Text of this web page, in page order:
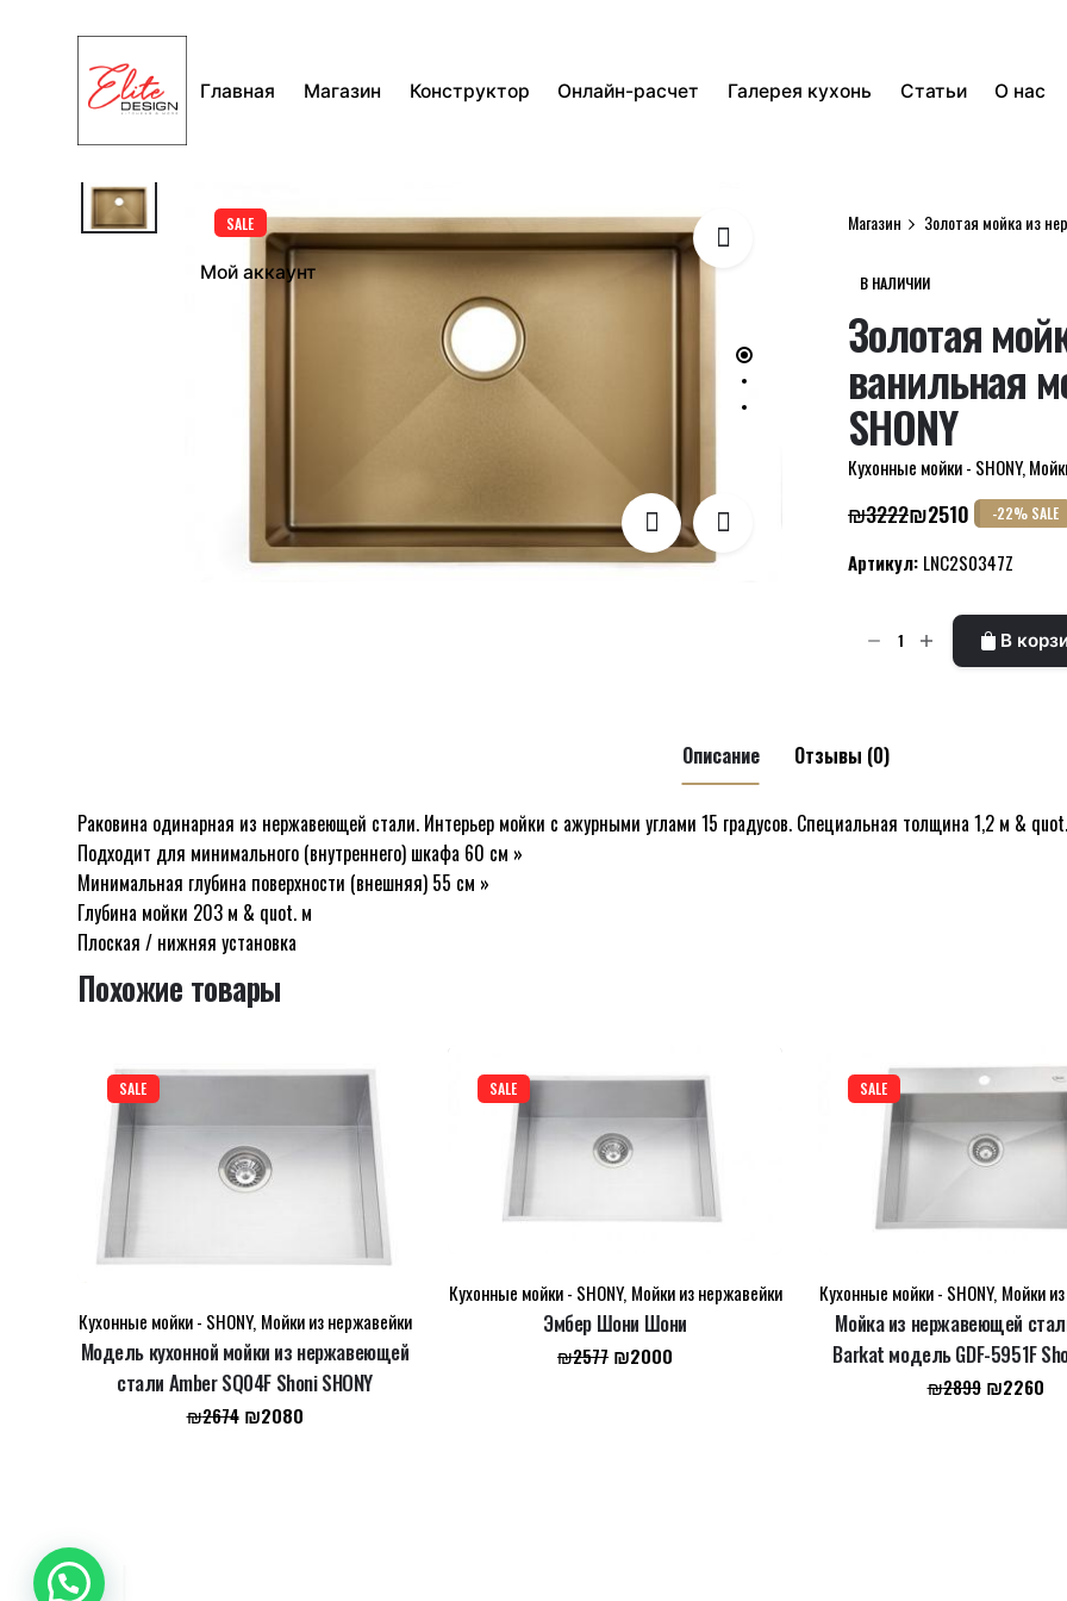
содержимому
Главная Магазин Конструктор Онлайн-расчет Галерея кухонь Статьи О нас
Мой аккаунт
SALE Магазин Золотая мойка из
В НАЛИЧИИ
Золотая
ванильная
SHONY
Кухонные мойки - SHONY,
₪3222
Первоначальная
цена
₪2510
Текущая
цена:
-22% SALE
Артикул: LNC2S0347Z
Количество
из
нержавейки
модель
В
Описание Отзывы (0)
Раковина одинарная из нержавеющей стали. Интерьер мойки с ажурными углами 15 градусов. Специальная толщина 1,2 м &
Подходит для минимального (внутреннего) шкафа 60 см »
Минимальная глубина поверхности (внешняя) 55 см »
Глубина мойки 203 м & quot. м
Плоская / нижняя установка
Отзывов пока нет.
Будьте первым, кто оставил отзыв на “Золотая мойка из нержавейки ванильная модель GDF-5944G
Ваш адрес email не будет опубликован.
Оцените этот товар:
LEAVE A REPLY
Name*
Похожие товары
SALE
Кухонные мойки - SHONY, Мойки из нержавейки
Модель кухонной мойки из нержавеющей
стали Amber SQ04F Shoni SHONY
₪2674 Первоначальная
₪2080Текущая
SALE
Кухонные мойки - SHONY, Мойки из нержавейки
Эмбер Шони Шони
₪2577 Первоначальная
₪2000
SALE
Кухонные мойки - SHONY, Мойки
Мойка из нержавеющей
Barkat модель GDF-5951F
₪2899 ₪2260